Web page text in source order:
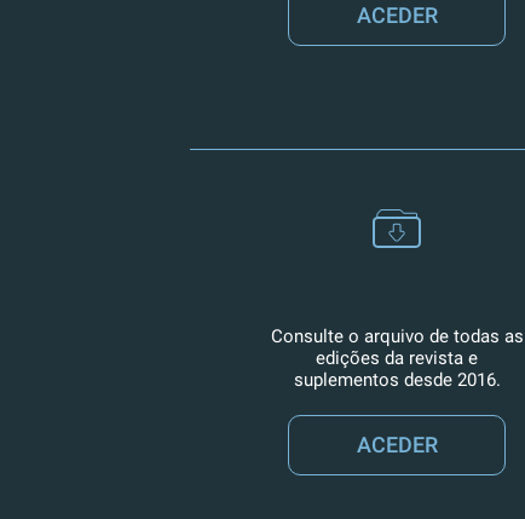
ACEDER
Consulte o arquivo de todas as
edições da revista e
suplementos desde 2016.
ACEDER